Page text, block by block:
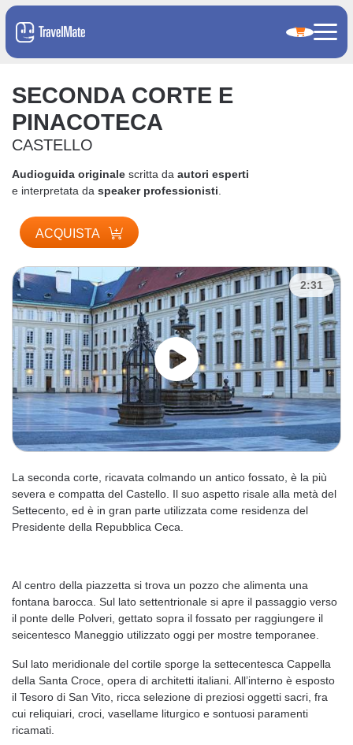
SECONDA CORTE E
PINACOTECA
CASTELLO
Audioguida originale scritta da autori esperti
e interpretata da speaker professionisti
ACQUISTA
2:31
La seconda corte, ricavata colmando un antico fossato, è la più
severa e compatta del Castello. Il suo aspetto risale alla metà del
Settecento, ed è in gran parte utilizzata come residenza del
Presidente della Repubblica Ceca.
Al centro della piazzetta si trova un pozzo che alimenta una
fontana barocca. Sul lato settentrionale si apre il passaggio verso
il ponte delle Polveri, gettato sopra il fossato per raggiungere il
seicentesco Maneggio utilizzato oggi per mostre temporanee.
Sul lato meridionale del cortile sporge la settecentesca Cappella
della Santa Croce, opera di architetti italiani. All’interno è esposto
il Tesoro di San Vito, ricca selezione di preziosi oggetti sacri, fra
cui reliquiari, croci, vasellame liturgico e sontuosi paramenti
ricamati.